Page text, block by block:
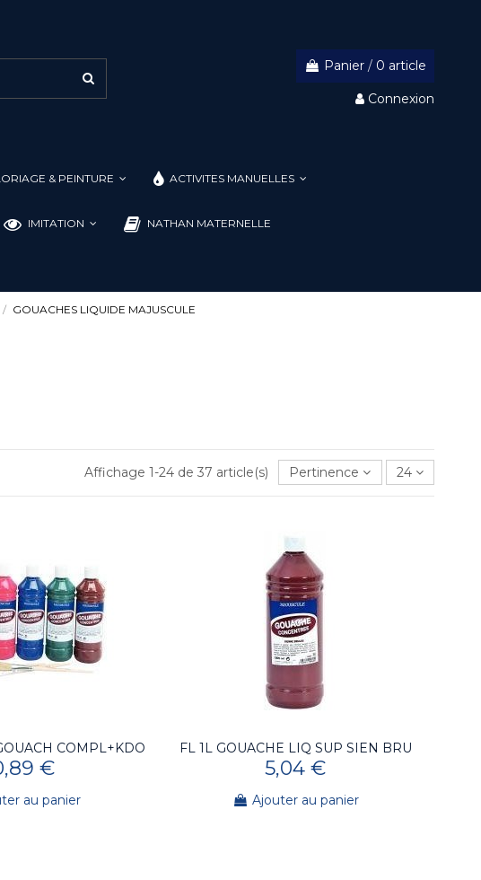
Panier / 0 article
Connexion
& PEINTURE ACTIVITES MANUELLES
IMITATION NATHAN MATERNELLE
GOUACHES LIQUIDE MAJUSCULE
Affichage 1-24 de 37 article(s) Pertinence 24
COMPL+KDO
€
au panier
FL 1L GOUACHE LIQ SUP SIEN BRU
5,04 €
Ajouter au panier